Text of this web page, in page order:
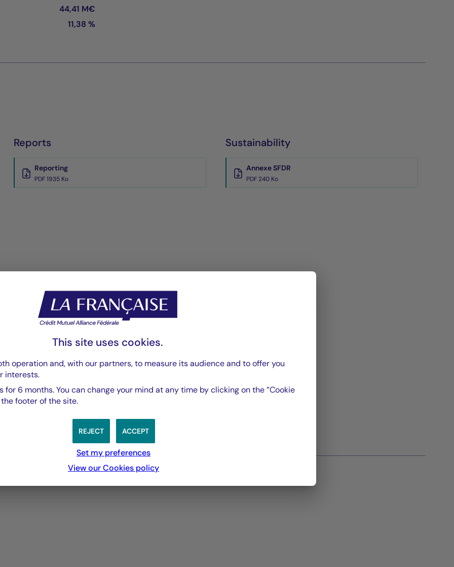
44,41 M€
11,38 %
Reports
Reporting
PDF 1935 Ko
Sustainability
Annexe SFDR
PDF 240 Ko
This site uses cookies.
operation and, with our partners, to measure its audience and to offer you
interests.
for 6 months. You can change your mind at any time by clicking on the ”Cookie
footer of the site.
ACCEPT
REJECT
Set my preferences
View our Cookies policy